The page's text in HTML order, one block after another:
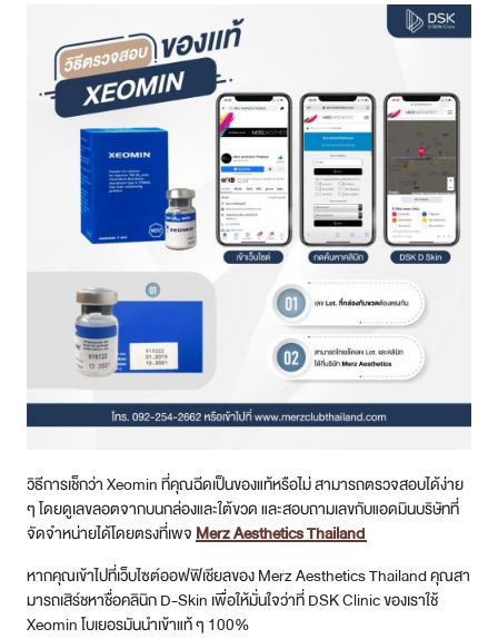
วิธีการเช็กว่า Xeomin ที่คุณฉีดเป็นของแท้หรือไม่ สามารถตรวจสอบได้ง่าย
ๆ โดยดูเลขลอตจากบนกล่องและใต้ขวด และสอบถามเลขกับแอดมินบริษัทที่
จัดจำหน่ายได้โดยตรงที่เพจMerz Aesthetics Thailand
หากคุณเข้าไปที่เว็บไซต์ออฟฟิเชียลของ Merz Aesthetics Thailand คุณสา
มารถเสิร์ชหาชื่อคลินิก D-Skin เพื่อให้มั่นใจว่าที่ DSK Clinic ของเราใช้
Xeomin โบเยอรมันนำเข้าแท้ ๆ 100%